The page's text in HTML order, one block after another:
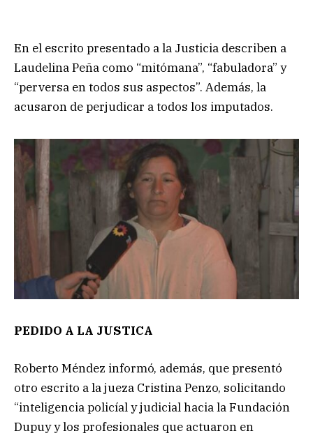
En el escrito presentado a la Justicia describen a
Laudelina Peña como “mitómana”, “fabuladora” y
“perversa en todos sus aspectos”. Además, la
acusaron de perjudicar a todos los imputados.
PEDIDO A LA JUSTICA
Roberto Méndez informó, además, que presentó
otro escrito a la jueza Cristina Penzo, solicitando
“inteligencia policíal y judicial hacia la Fundación
Dupuy y los profesionales que actuaron en